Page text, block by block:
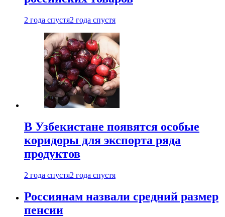
2 года спустя2 года спустя
В Узбекистане появятся особые
коридоры для экспорта ряда
продуктов
2 года спустя2 года спустя
Россиянам назвали средний размер
пенсии